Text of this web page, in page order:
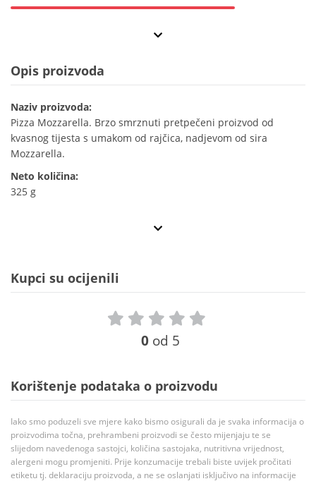
Opis proizvoda
Naziv proizvoda:
Pizza Mozzarella. Brzo smrznuti pretpečeni proizvod od
kvasnog tijesta s umakom od rajčica, nadjevom od sira
Mozzarella.
Neto količina:
325 g
Kupci su ocijenili
0 od 5
Korištenje podataka o proizvodu
Iako smo poduzeli sve mjere kako bismo osigurali da je svaka informacija o
proizvodima točna, prehrambeni proizvodi se često mijenjaju te se
slijedom navedenoga sastojci, količina sastojaka, nutritivna vrijednost,
alergeni mogu promjeniti. Prije konzumacije trebali biste uvijek pročitati
etiketu tj. deklaraciju proizvoda, a ne se oslanjati isključivo na informacije